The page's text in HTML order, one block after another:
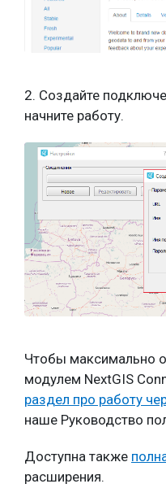
2. Создайте
начните работу.
Чтобы максимально
модулем NextGIS
раздел про работу
наше Руководство
Доступна также
расширения.